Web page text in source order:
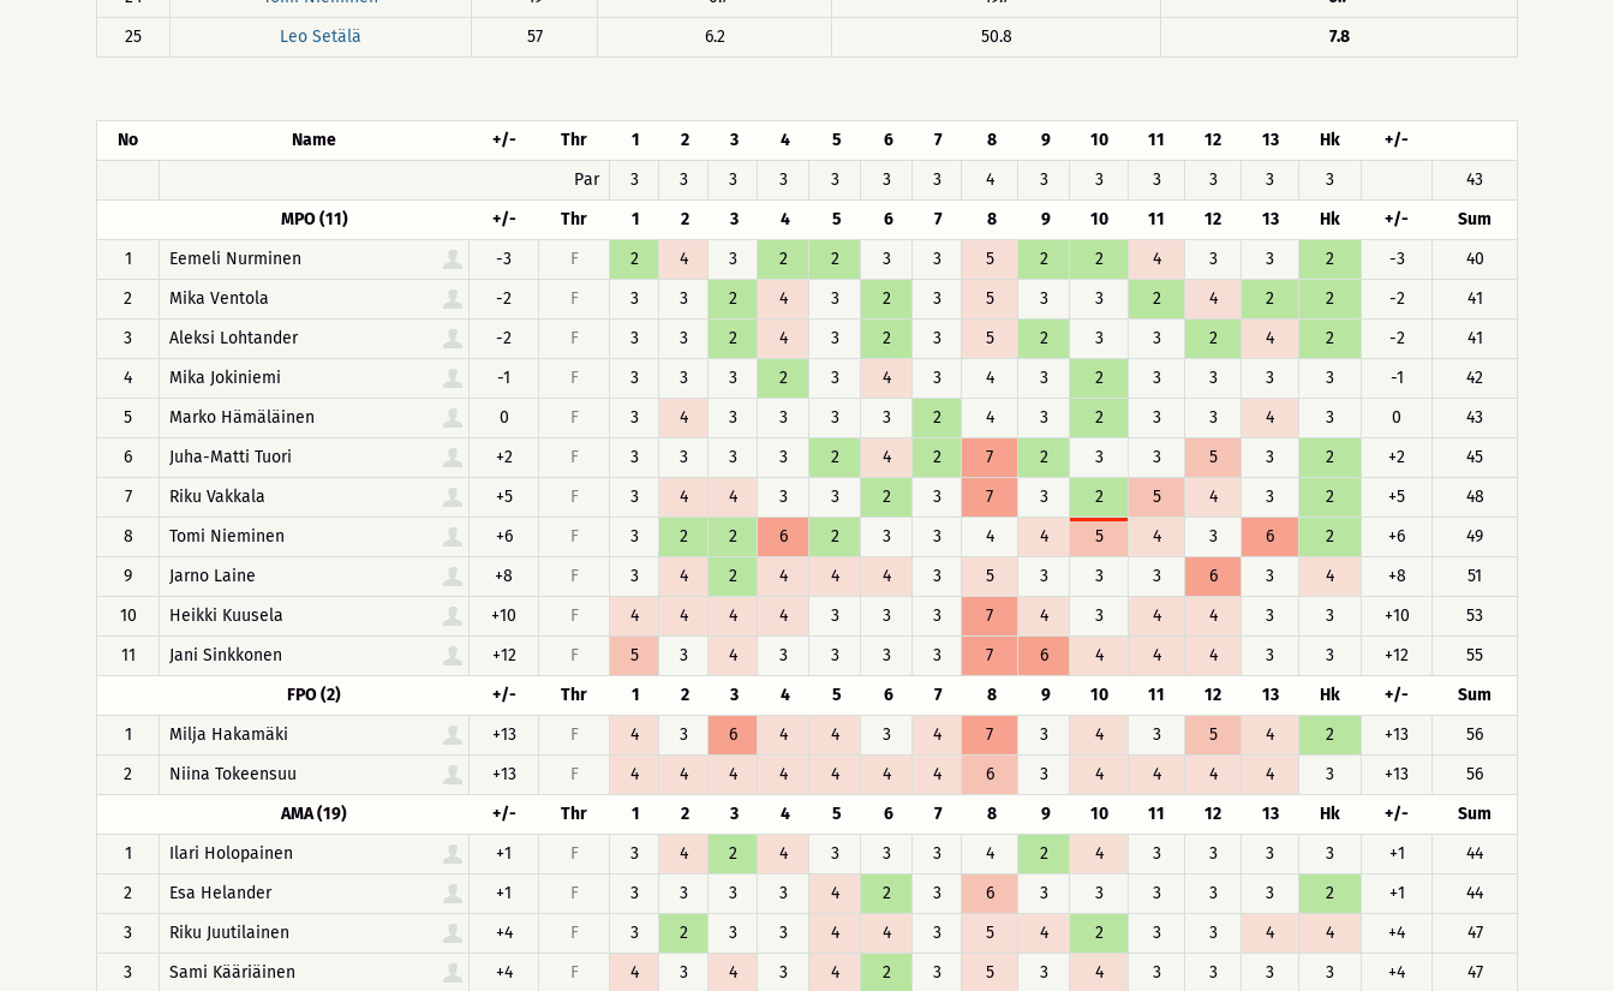
25
Leo Setälä 57 6.2 50.8 7.8
No Name +/- Thr 1 2 3 4 5 6 7 8 9 10 11 12 13 Hk
+/-
Par
3 3 3 3 3 3 3 4 3 3 3 3 3 3
43
MPO (11)
+/- Thr 1 2 3 4 5 6 7 8 9 10 11 12 13 Hk +/-
Sum
1
Eemeli Nurminen -3 F 2 4 3 2 2 3 3 5 2 2 4 3 3 2 -3
40
2
Mika Ventola -2 F 3 3 2 4 3 2 3 5 3 3 2 4 2 2 -2
41
3
Aleksi Lohtander -2 F 3 3 2 4 3 2 3 5 2 3 3 2 4 2 -2
41
4
Mika Jokiniemi -1 F 3 3 3 2 3 4 3 4 3 2 3 3 3 3 -1
42
5
Marko Hämäläinen 0 F 3 4 3 3 3 3 2 4 3 2 3 3 4 3 0
43
6
Juha-Matti Tuori +2 F 3 3 3 3 2 4 2 7 2 3 3 5 3 2 +2
45
7
Riku Vakkala +5 F 3 4 4 3 3 2 3 7 3 2 5 4 3 2 +5
48
8
Tomi Nieminen +6 F 3 2 2 6 2 3 3 4 4 5 4 3 6 2 +6
49
9
Jarno Laine +8 F 3 4 2 4 4 4 3 5 3 3 3 6 3 4 +8
51
10
Heikki Kuusela +10 F 4 4 4 4 3 3 3 7 4 3 4 4 3 3 +10
53
11
Jani Sinkkonen +12 F 5 3 4 3 3 3 3 7 6 4 4 4 3 3 +12
55
FPO (2)
+/- Thr 1 2 3 4 5 6 7 8 9 10 11 12 13 Hk +/-
Sum
1
Milja Hakamäki +13 F 4 3 6 4 4 3 4 7 3 4 3 5 4 2 +13
56
2
Niina Tokeensuu +13 F 4 4 4 4 4 4 4 6 3 4 4 4 4 3 +13
56
AMA (19)
+/- Thr 1 2 3 4 5 6 7 8 9 10 11 12 13 Hk +/-
Sum
1
Ilari Holopainen +1 F 3 4 2 4 3 3 3 4 2 4 3 3 3 3 +1
44
2
Esa Helander +1 F 3 3 3 3 4 2 3 6 3 3 3 3 3 2 +1
44
3
Riku Juutilainen +4 F 3 2 3 3 4 4 3 5 4 2 3 3 4 4 +4
47
3
Sami Kääriäinen +4 F 4 3 4 3 4 2 3 5 3 4 3 3 3 3 +4
47